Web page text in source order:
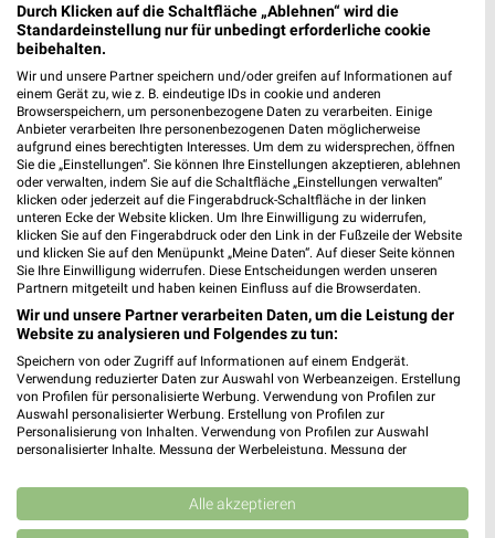
Opti Wohnwelt Filialen & Öffnungszeiten für
Noch mehr Angebote in
der weekli App!
Jetzt kostenlos laden
Durch Klicken auf die Schaltfläche „Ablehnen“ wird die
Standardeinstellung nur für unbedingt erforderliche cookie
beibehalten.
Wir und unsere Partner speichern und/oder greifen auf Informationen auf
einem Gerät zu, wie z. B. eindeutige IDs in cookie und anderen
Browserspeichern, um personenbezogene Daten zu verarbeiten. Einige
Anbieter verarbeiten Ihre personenbezogenen Daten möglicherweise
aufgrund eines berechtigten Interesses. Um dem zu widersprechen, öffnen
Sie die „Einstellungen“. Sie können Ihre Einstellungen akzeptieren, ablehnen
oder verwalten, indem Sie auf die Schaltfläche „Einstellungen verwalten“
klicken oder jederzeit auf die Fingerabdruck-Schaltfläche in der linken
unteren Ecke der Website klicken. Um Ihre Einwilligung zu widerrufen,
klicken Sie auf den Fingerabdruck oder den Link in der Fußzeile der Website
und klicken Sie auf den Menüpunkt „Meine Daten“. Auf dieser Seite können
Sie Ihre Einwilligung widerrufen. Diese Entscheidungen werden unseren
Partnern mitgeteilt und haben keinen Einfluss auf die Browserdaten.
Wir und unsere Partner verarbeiten Daten, um die Leistung der
Website zu analysieren und Folgendes zu tun:
Speichern von oder Zugriff auf Informationen auf einem Endgerät.
Verwendung reduzierter Daten zur Auswahl von Werbeanzeigen. Erstellung
von Profilen für personalisierte Werbung. Verwendung von Profilen zur
Auswahl personalisierter Werbung. Erstellung von Profilen zur
Personalisierung von Inhalten. Verwendung von Profilen zur Auswahl
personalisierter Inhalte. Messung der Werbeleistung. Messung der
Kombinationen von Daten aus verschiedenen Quellen. Entwicklung und
Verbesserung der Angebote. Verwendung reduzierter Daten zur Auswahl
von Inhalten.
Alle akzeptieren